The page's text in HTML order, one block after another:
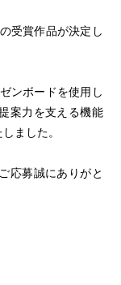
受賞作品が決定し
ンボードを使用し
案力を支える機能
ました。
応募誠にありがと